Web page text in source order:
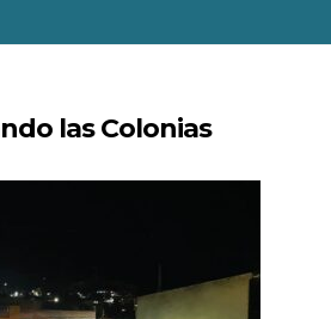
las Colonias